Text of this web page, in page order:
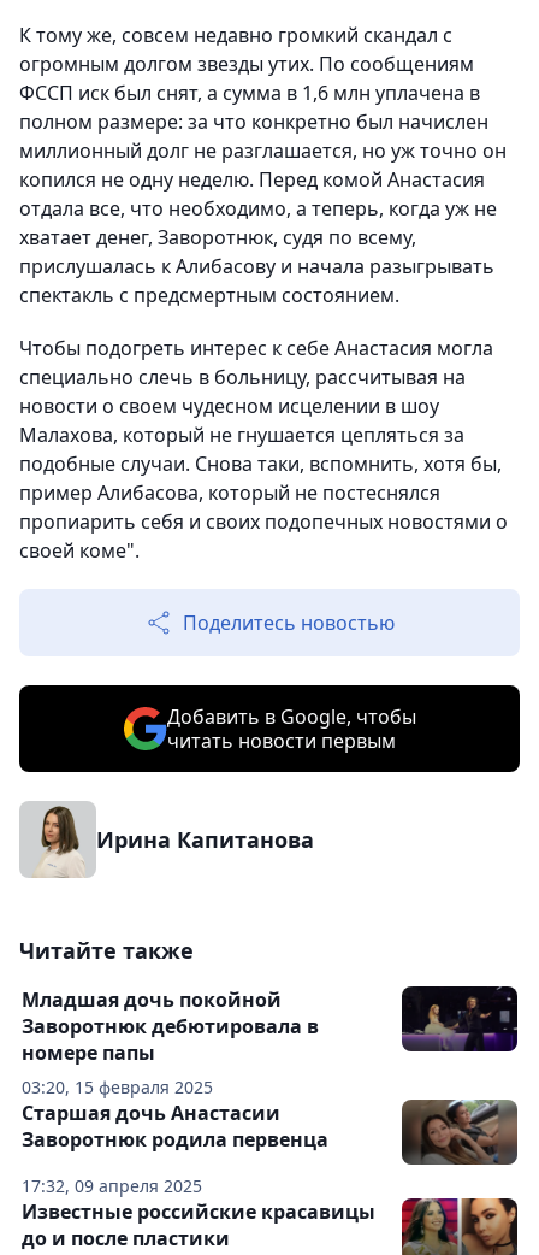
К тому же, совсем недавно громкий скандал с
огромным долгом звезды утих. По сообщениям
ФССП иск был снят, а сумма в 1,6 млн уплачена в
полном размере: за что конкретно был начислен
миллионный долг не разглашается, но уж точно он
копился не одну неделю. Перед комой Анастасия
отдала все, что необходимо, а теперь, когда уж не
хватает денег, Заворотнюк, судя по всему,
прислушалась к Алибасову и начала разыгрывать
спектакль с предсмертным состоянием.
Чтобы подогреть интерес к себе Анастасия могла
специально слечь в больницу, рассчитывая на
новости о своем чудесном исцелении в шоу
Малахова, который не гнушается цепляться за
подобные случаи. Снова таки, вспомнить, хотя бы,
пример Алибасова, который не постеснялся
пропиарить себя и своих подопечных новостями о
своей коме".
Поделитесь новостью
Добавить в Google, чтобы
читать новости первым
Ирина Капитанова
Читайте также
03:20, 15 февраля 2025
Младшая дочь покойной
Заворотнюк дебютировала в
номере папы
17:32, 09 апреля 2025
Старшая дочь Анастасии
Заворотнюк родила первенца
Известные российские красавицы
до и после пластики